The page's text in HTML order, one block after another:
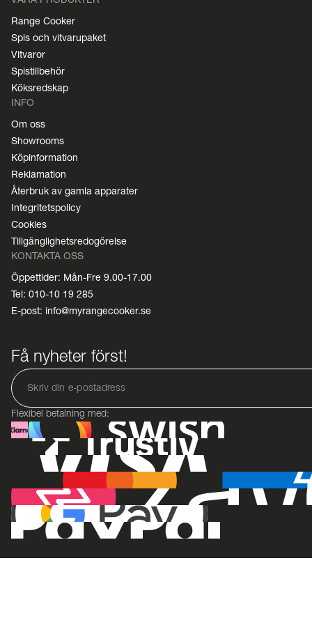
Range Cooker
Spis och vitvarupaket
Vitvaror
Spistillbehör
Köksredskap
INFO
Om oss
Showrooms
Köpinformation
Reklamation
Återbruk av gamla apparater
Integritetspolicy
Cookies
Tillgänglighetsredogörelse
KONTAKTA OSS
Öppettider: Mån-Fre 9.00-17.00
Tel: 010-10 19 285
E-post: info@myrangecooker.se
Få nyheter först!
Flexibel betalning med: